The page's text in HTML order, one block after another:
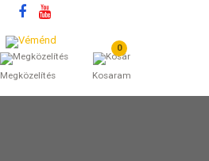
Megközelítés
0
Kosaram